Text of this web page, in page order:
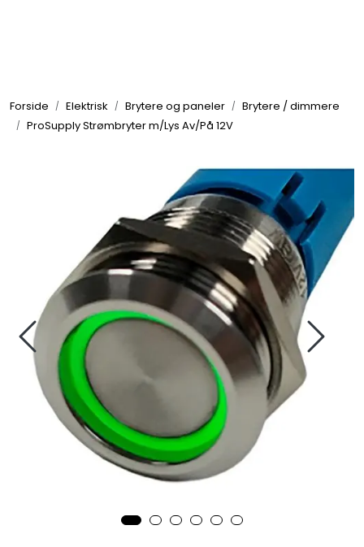
Forside Elektrisk Brytere og paneler
Brytere / dimmere
ProSupply Strømbryter m/Lys Av/På 12V
Elektrisk
Motor/Styring
Fortøyning
Fritid/Sikkerhet
Båtpleie/Opplag